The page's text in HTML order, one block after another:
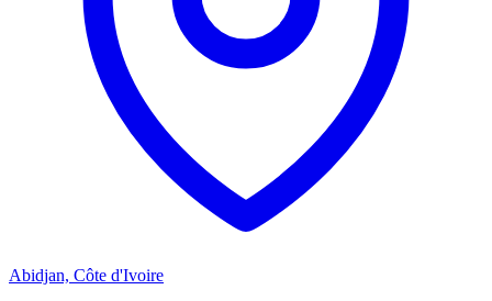
Abidjan, Côte d'Ivoire